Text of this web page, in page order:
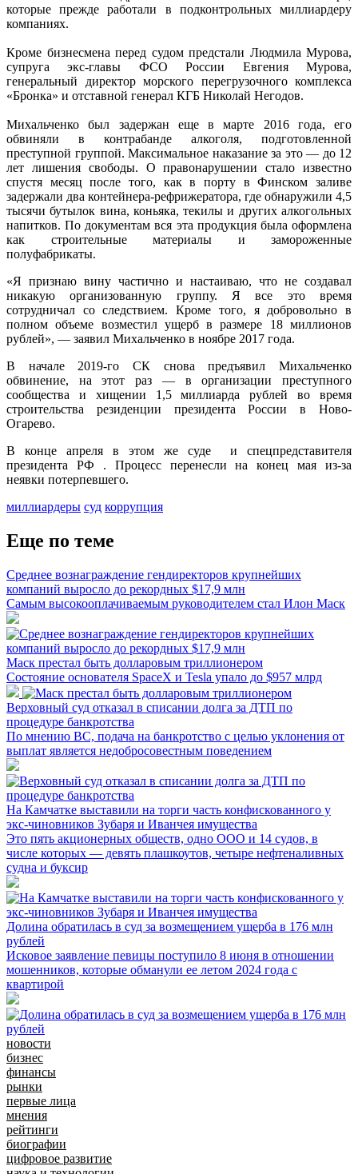
которые прежде работали в подконтрольных миллиардеру
компаниях.
Кроме бизнесмена перед судом предстали Людмила Мурова,
супруга экс-главы ФСО России Евгения Мурова,
генеральный директор морского перегрузочного комплекса
«Бронка» и отставной генерал КГБ Николай Негодов.
Михальченко был задержан еще в марте 2016 года, его
обвиняли в контрабанде алкоголя, подготовленной
преступной группой. Максимальное наказание за это — до 12
лет лишения свободы. О правонарушении стало известно
спустя месяц после того, как в порту в Финском заливе
задержали два контейнера-рефрижератора, где обнаружили 4,5
тысячи бутылок вина, коньяка, текилы и других алкогольных
напитков. По документам вся эта продукция была оформлена
как строительные материалы и замороженные
полуфабрикаты.
«Я признаю вину частично и настаиваю, что не создавал
никакую организованную группу. Я все это время
сотрудничал со следствием. Кроме того, я добровольно в
полном объеме возместил ущерб в размере 18 миллионов
рублей», — заявил Михальченко в ноябре 2017 года.
В начале 2019-го СК снова предъявил Михальченко
обвинение, на этот раз — в организации преступного
сообщества и хищении 1,5 миллиарда рублей во время
строительства резиденции президента России в Ново-
Огарево.
В конце апреля в этом же суде и спецпредставителя
президента РФ . Процесс перенесли на конец мая из-за
неявки потерпевшего.
миллиардеры суд коррупция
Еще по теме
Среднее вознаграждение гендиректоров крупнейших
компаний выросло до рекордных $17,9 млн
Самым высокооплачиваемым руководителем стал Илон Маск
Маск престал быть долларовым триллионером
Состояние основателя SpaceX и Tesla упало до $957 млрд
Верховный суд отказал в списании долга за ДТП по
процедуре банкротства
По мнению ВС, подача на банкротство с целью уклонения от
выплат является недобросовестным поведением
На Камчатке выставили на торги часть конфискованного у
экс-чиновников Зубаря и Иванчея имущества
Это пять акционерных обществ, одно ООО и 14 судов, в
числе которых — девять плашкоутов, четыре нефтеналивных
судна и буксир
Долина обратилась в суд за возмещением ущерба в 176 млн
рублей
Исковое заявление певицы поступило 8 июня в отношении
мошенников, которые обманули ее летом 2024 года с
квартирой
новости
бизнес
финансы
рынки
первые лица
мнения
рейтинги
биографии
цифровое развитие